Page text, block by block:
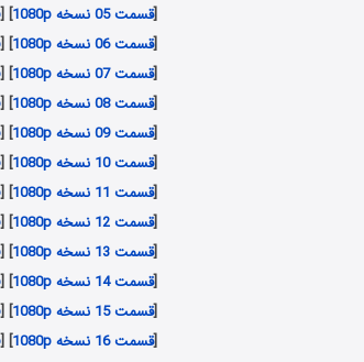
[قسمت 05 نسخه 1080p ] [
[قسمت 06 نسخه 1080p ] [
[قسمت 07 نسخه 1080p ] [
[قسمت 08 نسخه 1080p ] [
[قسمت 09 نسخه 1080p ] [
[قسمت 10 نسخه 1080p ] [
[قسمت 11 نسخه 1080p ] [
[قسمت 12 نسخه 1080p ] [
[قسمت 13 نسخه 1080p ] [
[قسمت 14 نسخه 1080p ] [
[قسمت 15 نسخه 1080p ] [
[قسمت 16 نسخه 1080p ] [